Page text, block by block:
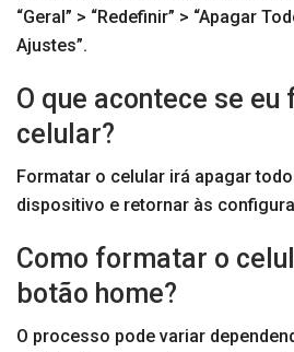
“Geral” > “Redefinir” > “Apagar
Ajustes”.
O que acontece se
celular?
Formatar o celular irá apagar
dispositivo e retornar às
Como formatar o
botão home?
O processo pode variar